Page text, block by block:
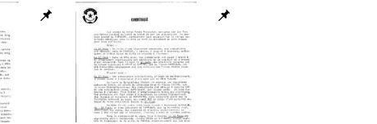
do
do
órgão
o
de 1973
de